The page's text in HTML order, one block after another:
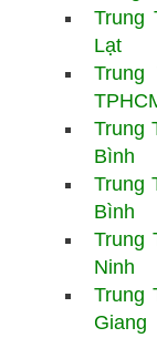
Trung
Lạt
Trung
Bình
Trung
Bình
Trung
Ninh
Trung
Giang